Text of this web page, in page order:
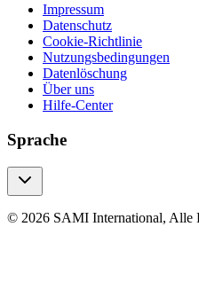
Impressum
Datenschutz
Cookie-Richtlinie
Nutzungsbedingungen
Datenlöschung
Über uns
Hilfe-Center
Sprache
© 2026 SAMI International, Alle